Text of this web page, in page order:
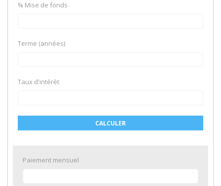
% Mise de fonds
Terme (années)
Taux d'intérèt
CALCULER
Paiement mensuel